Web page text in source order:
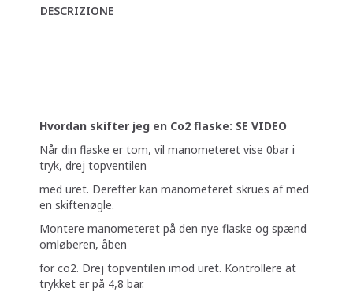
DESCRIZIONE
Hvordan skifter jeg en Co2 flaske: SE VIDEO
Når din flaske er tom, vil manometeret vise 0bar i
tryk, drej topventilen
med uret. Derefter kan manometeret skrues af med
en skiftenøgle.
Montere manometeret på den nye flaske og spænd
omløberen, åben
for co2. Drej topventilen imod uret. Kontrollere at
trykket er på 4,8 bar.